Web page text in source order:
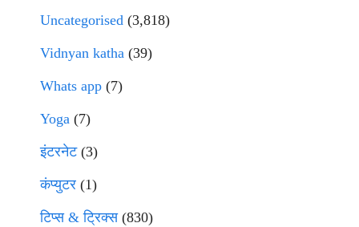
Uncategorised (3,818)
Vidnyan katha (39)
Whats app (7)
Yoga (7)
इंटरनेट(3)
कंप्युटर (1)
टिप्स & ट्रिक्स(830)